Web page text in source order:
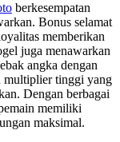
berkesempatan
Bonus selamat
memberikan
juga menawarkan
angka dengan
multiplier tinggi yang
Dengan berbagai
memiliki
maksimal.